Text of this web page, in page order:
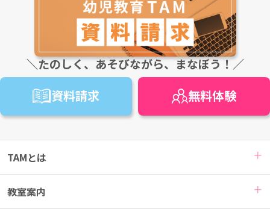
＼たのしく、あそびながら、まなぼう！／
資料請求 無料体験
TAMとは
教室案内